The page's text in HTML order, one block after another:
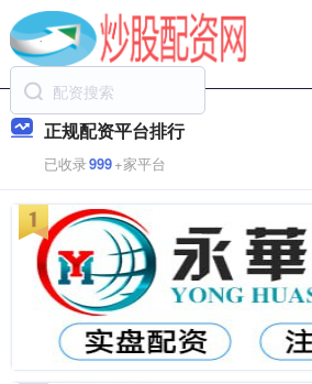
正规配资平台排行
已收录999+家平台